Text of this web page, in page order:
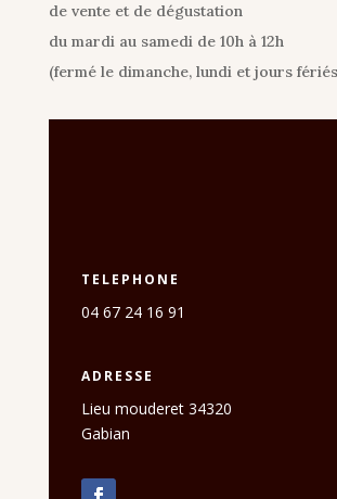
de vente et de dégustation
du mardi au samedi de 10h à 12h
(fermé le dimanche, lundi et jours
TELEPHONE
04 67 24 16 91
ADRESSE
Lieu mouderet 34320
Gabian